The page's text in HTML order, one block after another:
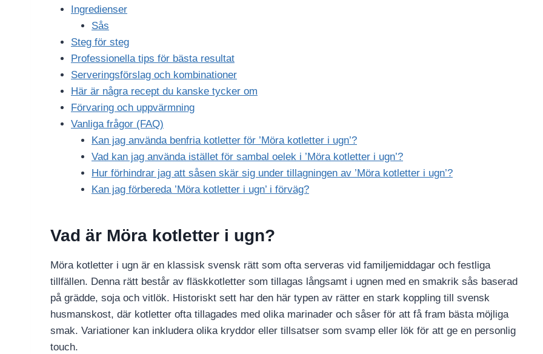
Ingredienser
Sås
Steg för steg
Professionella tips för bästa resultat
Serveringsförslag och kombinationer
Här är några recept du kanske tycker om
Förvaring och uppvärmning
Vanliga frågor (FAQ)
Kan jag använda benfria kotletter för ’Möra kotletter i ugn’?
Vad kan jag använda istället för sambal oelek i ’Möra kotletter i ugn’?
Hur förhindrar jag att såsen skär sig under tillagningen av ’Möra kotletter i ugn’?
Kan jag förbereda ’Möra kotletter i ugn’ i förväg?
Vad är Möra kotletter i ugn?
Möra kotletter i ugn är en klassisk svensk rätt som ofta serveras vid familjemiddagar och festliga
tillfällen. Denna rätt består av fläskkotletter som tillagas långsamt i ugnen med en smakrik sås baserad
på grädde, soja och vitlök. Historiskt sett har den här typen av rätter en stark koppling till svensk
husmanskost, där kotletter ofta tillagades med olika marinader och såser för att få fram bästa möjliga
smak. Variationer kan inkludera olika kryddor eller tillsatser som svamp eller lök för att ge en personlig
touch.